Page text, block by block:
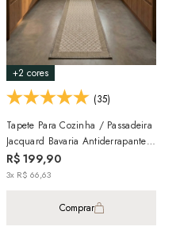
+2 cores
(35)
Tapete Para Cozinha / Passadeira
Jacquard Bavaria Antiderrapante
45cm X 1,80m
R$ 199,90
3x R$ 66,63
Comprar